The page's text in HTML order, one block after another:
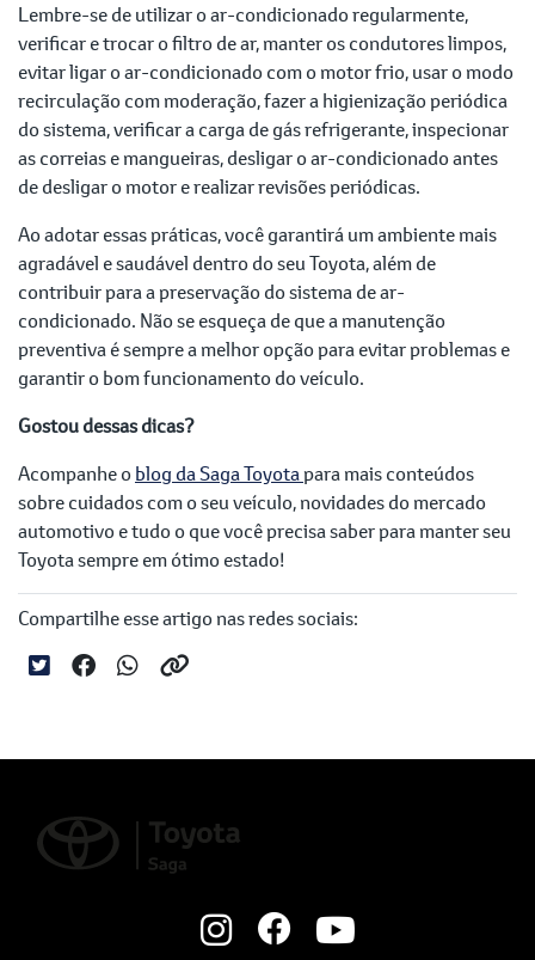
Lembre-se de utilizar o ar-condicionado regularmente,
verificar e trocar o filtro de ar, manter os condutores limpos,
evitar ligar o ar-condicionado com o motor frio, usar o modo
recirculação com moderação, fazer a higienização periódica
do sistema, verificar a carga de gás refrigerante, inspecionar
as correias e mangueiras, desligar o ar-condicionado antes
de desligar o motor e realizar revisões periódicas.
Ao adotar essas práticas, você garantirá um ambiente mais
agradável e saudável dentro do seu Toyota, além de
contribuir para a preservação do sistema de ar-
condicionado. Não se esqueça de que a manutenção
preventiva é sempre a melhor opção para evitar problemas e
garantir o bom funcionamento do veículo.
Gostou dessas dicas?
Acompanhe o blog da Saga Toyotapara mais conteúdos
sobre cuidados com o seu veículo, novidades do mercado
automotivo e tudo o que você precisa saber para manter seu
Toyota sempre em ótimo estado!
Compartilhe esse artigo nas redes sociais: